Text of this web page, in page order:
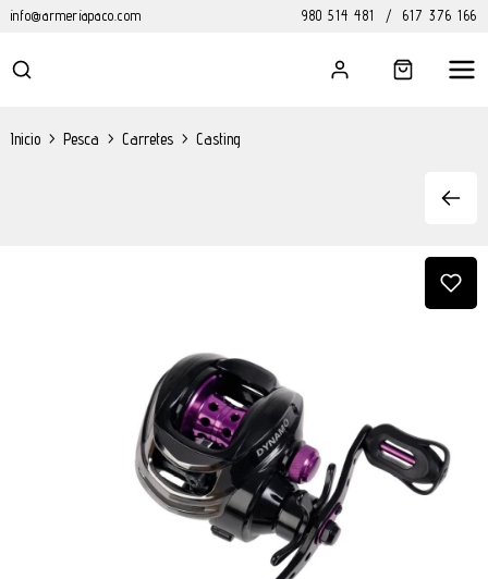
info@armeriapaco.com 980 514 481 / 617 376 166
Inicio > Pesca > Carretes > Casting